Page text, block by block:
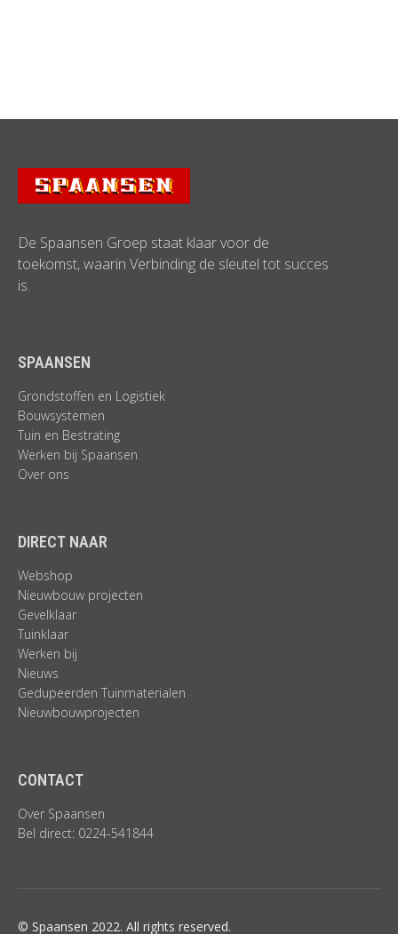
De Spaansen Groep staat klaar voor de
toekomst, waarin Verbinding de sleutel tot succes
is.
SPAANSEN
Grondstoffen en Logistiek
Bouwsystemen
Tuin en Bestrating
Werken bij Spaansen
Over ons
DIRECT NAAR
Webshop
Nieuwbouw projecten
Gevelklaar
Tuinklaar
Werken bij
Nieuws
Gedupeerden Tuinmaterialen
Nieuwbouwprojecten
CONTACT
Over Spaansen
Bel direct: 0224-541844
© Spaansen 2022. All rights reserved.